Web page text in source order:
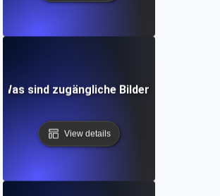
Was sind zugängliche Bilder?
View details